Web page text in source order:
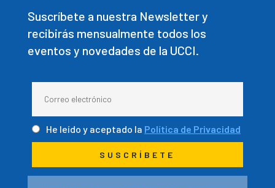
Suscríbete a nuestra Newsletter y
recibirás mensualmente todos los
eventos y novedades de la UCCI.
He leído y aceptado la Política de Privacidad